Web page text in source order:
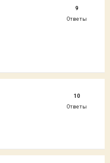
9
Ответы
10
Ответы